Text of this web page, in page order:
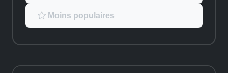
Moins populaires